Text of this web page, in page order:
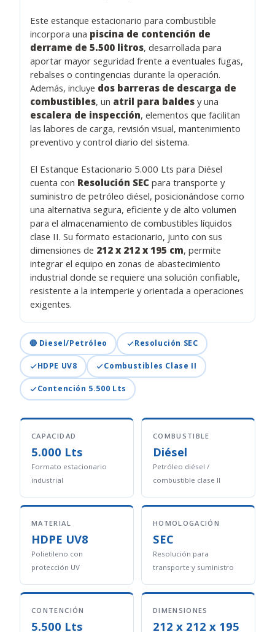
Este estanque estacionario para combustible
incorpora una piscina de contención de
derrame de 5.500 litros, desarrollada para
aportar mayor seguridad frente a eventuales fugas,
rebalses o contingencias durante la operación.
Además, incluye dos barreras de descarga de
combustibles, un atril para baldes y una
escalera de inspección, elementos que facilitan
las labores de carga, revisión visual, mantenimiento
preventivo y control diario del sistema.
El Estanque Estacionario 5.000 Lts para Diésel
cuenta con Resolución SEC para transporte y
suministro de petróleo diésel, posicionándose como
una alternativa segura, eficiente y de alto volumen
para el almacenamiento de combustibles líquidos
clase II. Su formato estacionario, junto con sus
dimensiones de 212 x 212 x 195 cm, permite
integrar el equipo en zonas de abastecimiento
industrial donde se requiere una solución confiable,
resistente a la intemperie y orientada a operaciones
exigentes.
🔴 Diesel/Petróleo Resolución SEC
HDPE UV8 Combustibles Clase II
Contención 5.500 Lts
CAPACIDAD
5.000 Lts
Formato estacionario
industrial
COMBUSTIBLE
Diésel
Petróleo diésel /
combustible clase II
MATERIAL
HDPE UV8
Polietileno con
protección UV
HOMOLOGACIÓN
SEC
Resolución para
transporte y suministro
CONTENCIÓN
5.500 Lts
DIMENSIONES
212 x 212 x 195